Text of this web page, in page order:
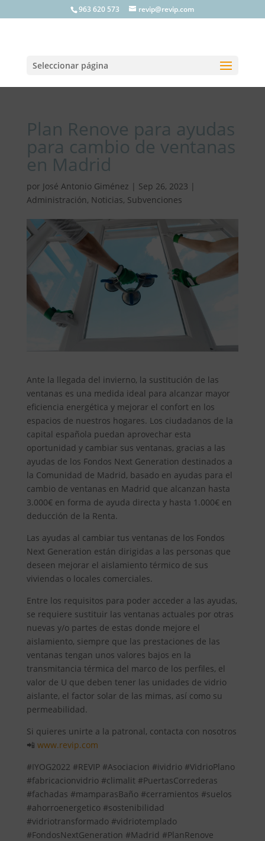
963 620 573 revip@revip.com
Seleccionar página
Plan Renove para ayudas
para cambio de ventanas
en Madrid
por José Antonio Giménez | Sep 26, 2023 |
Administración, Noticias, Subvenciones
Ante la llegada del invierno, la sustitución de las
ventanas es una medida ideal para alcanzar mayor
eficiencia energética y mejorar el confort en los
espacios de nuestros hogares. Los ciudadanos de la
capital española puedan aprovechar esta
oportunidad y cambiar sus ventanas, gracias a las
ayudas de los Fondos Next Generation destinados a
la Comunidad de Madrid, basado en ayudas para el
cambio de ventanas en Madrid que alcanzan hasta
3.000€ en forma de ayuda directa y hasta 1.000€ en
deducción de la Renta.
Las ayudas al cambiar tus ventanas de los Fondos
Next Generation están dirigidas a las personas que
deseen mejorar el aislamiento térmico de sus
viviendas o locales comerciales.
Entre los requisitos para poder acceder a las ayudas,
se requiere sustituir las ventanas actuales por otras
nuevas y/o partes de estas donde mejore el
aislamiento, siempre que las prestaciones de las
ventanas tengan unos valores bajos en la
transmitancia térmica del marco de los perfiles, el
valor de U que deben tener las unidades de vidrio
aislante, el factor solar de las mimas, así como su
permeabilidad.
Si quieres unirte a la patronal, contacta con nosotros
📲 www.revip.com
#IYOG2022 #REVIP #Asociacion #ividrio #VidrioPlano
#fabricacionvidrio #climalit #PuertasCorrederas
#fachadas #mamparasBaño #cerramientos #suelos
#ahorroenergetico #sostenibilidad
#vidriotransformado #vidriotemplado
#FondosNextGeneration #Madrid #PlanRenove